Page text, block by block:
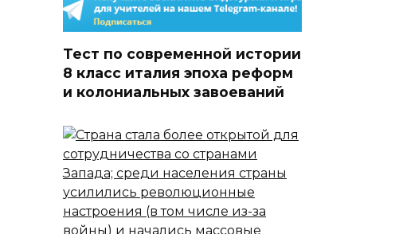
Тест по современной истории
8 класс италия эпоха реформ
и колониальных завоеваний